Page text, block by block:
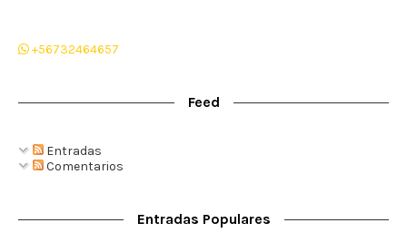
+56732464657
Feed
Entradas
Comentarios
Entradas Populares